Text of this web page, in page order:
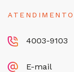
ATENDIMENTO
4003-9103
E-mail